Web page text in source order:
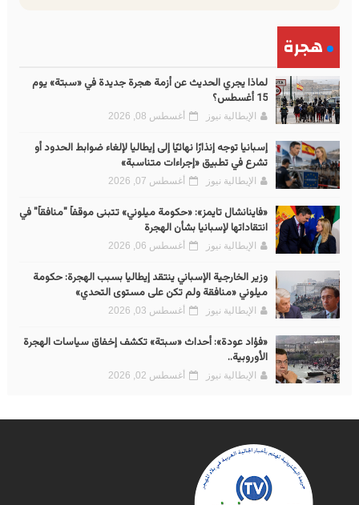
هجرة
لماذا يجري الحديث عن أزمة هجرة جديدة في «سبتة» يوم
15 أغسطس؟
الإيطالية نيوز أغسطس 08, 2026
إسبانيا توجه إنذارًا نهائيًا إلى إيطاليا لإلغاء ضوابط الحدود أو
تشرع في تطبيق «إجراءات متناسبة»
الإيطالية نيوز أغسطس 07, 2026
«فاينانشال تايمز»: «حكومة ميلوني» تتبنى موقفاً "منافقاً" في
انتقاداتها لإسبانيا بشأن الهجرة
الإيطالية نيوز أغسطس 06, 2026
وزير الخارجية الإسباني ينتقد إيطاليا بسبب الهجرة: حكومة
ميلوني «منافقة ولم تكن على مستوى التحدي»
الإيطالية نيوز أغسطس 03, 2026
«فؤاد عودة»: أحداث «سبتة» تكشف إخفاق سياسات الهجرة
الأوروبية..
الإيطالية نيوز أغسطس 02, 2026